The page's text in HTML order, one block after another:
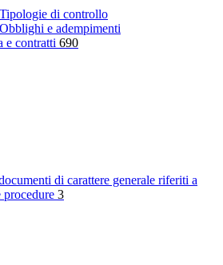
Tipologie di controllo
Obblighi e adempimenti
e contratti 690
di carattere generale riferiti a
procedure 3